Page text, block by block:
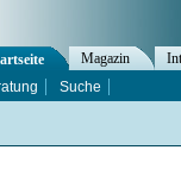
Magazin
Suche